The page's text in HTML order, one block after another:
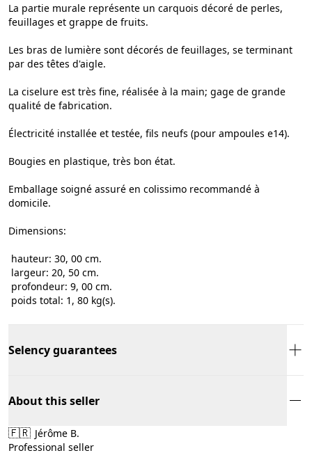
La partie murale représente un carquois décoré de perles,
feuillages et grappe de fruits.
Les bras de lumière sont décorés de feuillages, se terminant
par des têtes d'aigle.
La ciselure est très fine, réalisée à la main; gage de grande
qualité de fabrication.
Électricité installée et testée, fils neufs (pour ampoules e14).
Bougies en plastique, très bon état.
Emballage soigné assuré en colissimo recommandé à
domicile.
Dimensions:
hauteur: 30, 00 cm.
largeur: 20, 50 cm.
profondeur: 9, 00 cm.
poids total: 1, 80 kg(s).
Selency guarantees
About this seller
🇫🇷 Jérôme B.
Professional seller